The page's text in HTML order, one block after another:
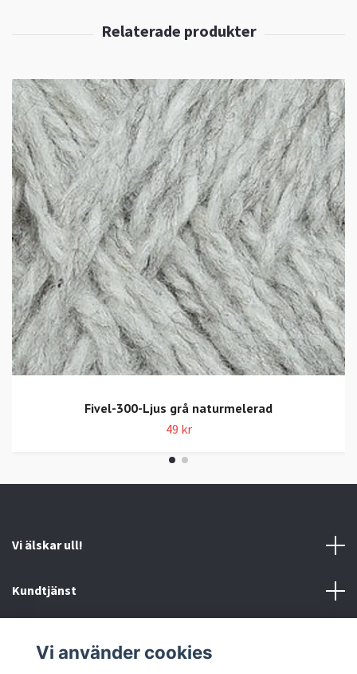
Fivel-300-Ljus grå naturmelerad
49 kr
Vi älskar ull!
Kundtjänst
Vi använder cookies